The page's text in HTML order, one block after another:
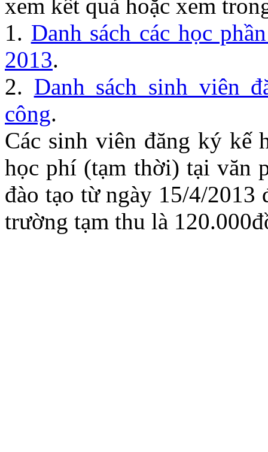
xem kết quả hoặc xem
1. Danh sách các học
2013.
2. Danh sách sinh viên
công.
Các sinh viên đăng ký kế
học phí (tạm thời) tại văn
đào tạo từ ngày 15/4/
trường tạm thu là